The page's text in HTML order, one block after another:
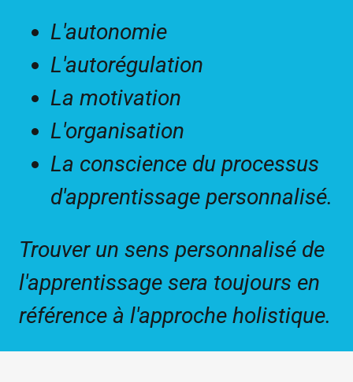
L'autonomie
L'autorégulation
La motivation
L'organisation
La conscience du processus
d'apprentissage personnalisé.
Trouver un sens personnalisé de
l'apprentissage sera toujours en
référence à l'approche holistique.